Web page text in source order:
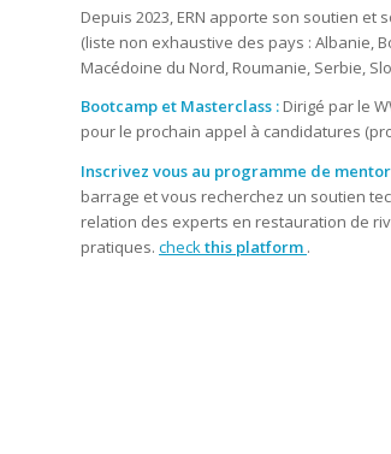
Depuis 2023, ERN apporte son soutien et
(liste non exhaustive des pays : Albanie,
Macédoine du Nord, Roumanie, Serbie,
Bootcamp et Masterclass : Dirigé par le
pour le prochain appel à candidatures
Inscrivez vous au programme de
barrage et vous recherchez un soutien
relation des experts en restauration de
pratiques. check this platform .